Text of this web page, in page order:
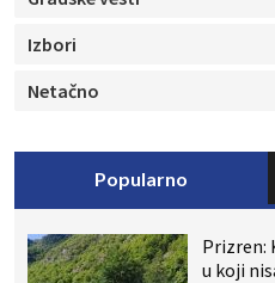
Izbori
Netačno
Popularno
Prizren:
u koji